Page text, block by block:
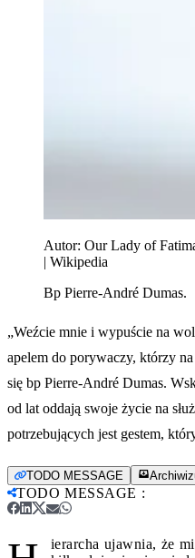
Autor: Our Lady of
| Wikipedia
Bp Pierre-André Dumas.
„Weźcie mnie i wypuście na
apelem do porywaczy, którzy
się bp Pierre-André Dumas.
od lat oddają swoje życie na
potrzebujących jest gestem,
TODO MESSAGE
TODO MESSAGE :
ierarcha ujawnia, że